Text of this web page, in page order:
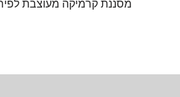
מסננת קרמיקה מעוצבת